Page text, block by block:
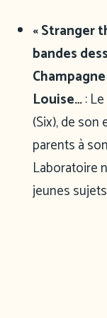
« Stranger
bandes
Louise…: Le
(Six), de son
parents à
Laboratoire
jeunes